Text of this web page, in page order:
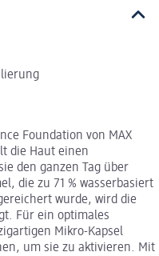
Foundation von MAX
die Haut einen
den ganzen Tag über
die zu 71 % wasserbasiert
wurde, wird die
Für ein optimales
Mikro-Kapsel
um sie zu aktivieren. Mit